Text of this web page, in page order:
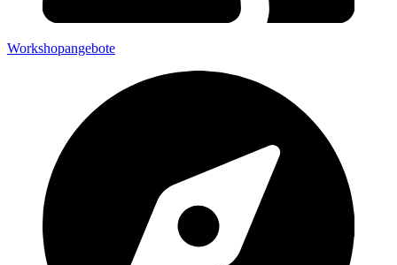
Workshopangebote